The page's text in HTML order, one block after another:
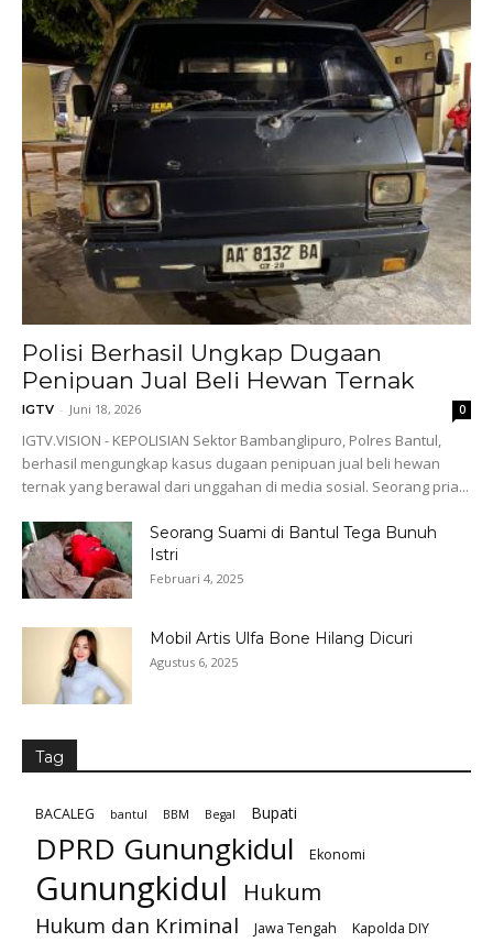
Polisi Berhasil Ungkap Dugaan
Penipuan Jual Beli Hewan Ternak
IGTV - Juni 18, 2026 0
IGTV.VISION - KEPOLISIAN Sektor Bambanglipuro, Polres Bantul,
berhasil mengungkap kasus dugaan penipuan jual beli hewan
ternak yang berawal dari unggahan di media sosial. Seorang pria...
Seorang Suami di Bantul Tega Bunuh
Istri
Februari 4, 2025
Mobil Artis Ulfa Bone Hilang Dicuri
Agustus 6, 2025
Tag
BACALEG bantul BBM Begal Bupati
DPRD Gunungkidul Ekonomi
Gunungkidul Hukum
Hukum dan Kriminal Jawa Tengah
Kapolda DIY